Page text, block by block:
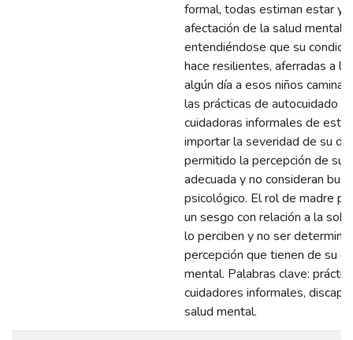
formal, todas estiman estar y
afectación de la salud mental
entendiéndose que su
hace resilientes, aferradas a
algún día a esos niños
las prácticas de autocuidado
cuidadoras informales de
importar la severidad de su
permitido la percepción de su
adecuada y no consideran
psicológico. El rol de madre
un sesgo con relación a la
lo perciben y no ser
percepción que tienen de su
mental. Palabras clave:
cuidadores informales,
salud mental.